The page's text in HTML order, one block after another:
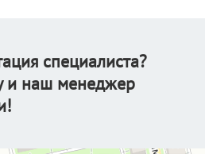
специалиста?
и наш менеджер